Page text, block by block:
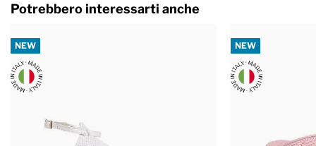
Potrebbero interessarti anche
NEW NEW